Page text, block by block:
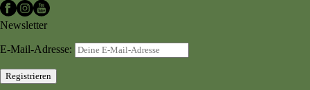
Newsletter
E-Mail-Adresse: